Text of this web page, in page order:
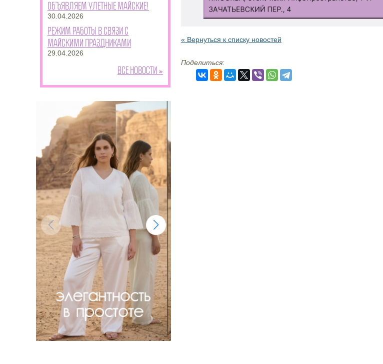
Объявляем улетные майские!
30.04.2026
Режим работы в связи с
майскими праздниками
29.04.2026
Все новости »
« Вернуться к списку новостей
Поделиться: